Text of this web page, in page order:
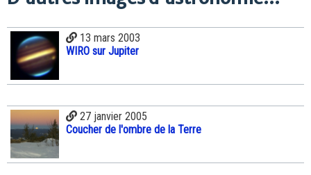
13 mars 2003
WIRO sur Jupiter
27 janvier 2005
Coucher de l'ombre de la Terre